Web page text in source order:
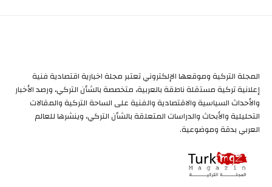
المجلة التركية وموقعها الإلكتروني تعتبر مجلة اخبارية اقتصادية فنية
إعلانية تركية مستقلة ناطقة بالعربية، متخصصة بالشأن التركي، ورصد الأخبار
والأحداث السياسية والاقتصادية والفنية على الساحة التركية والمقالات
التحليلية والأبحاث والدراسات المتعلقة بالشأن التركي، وينشرها للعالم
العربي بدقة وموضوعية.